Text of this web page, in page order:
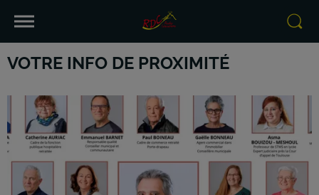
VOTRE INFO DE PROXIMITÉ